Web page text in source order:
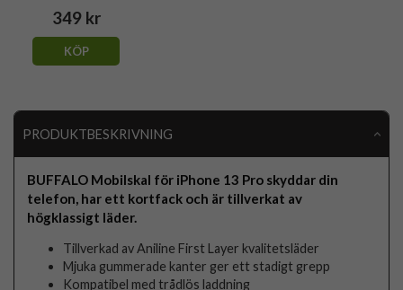
349 kr
KÖP
PRODUKTBESKRIVNING
BUFFALO Mobilskal för iPhone 13 Pro skyddar din
telefon, har ett kortfack och är tillverkat av
högklassigt läder.
Tillverkad av Aniline First Layer kvalitetsläder
Mjuka gummerade kanter ger ett stadigt grepp
Kompatibel med trådlös laddning